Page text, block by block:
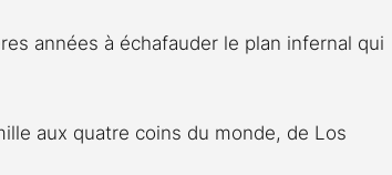
années à échafauder le plan infernal qui
aux quatre coins du monde, de Los